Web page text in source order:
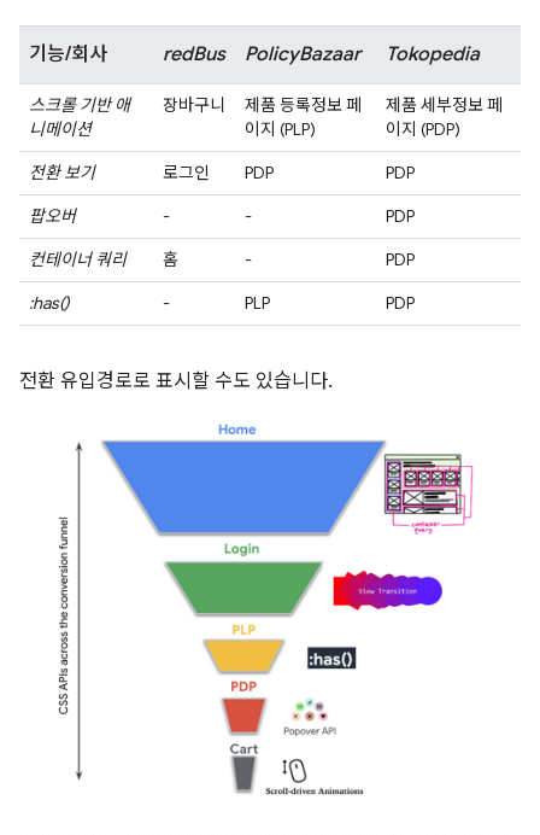
기능/회사 redBus PolicyBazaar Tokopedia
스크롤 기반 애
니메이션
장바구니
제품 등록정보 페
이지 (PLP)
제품 세부정보 페
이지 (PDP)
전환 보기
로그인 PDP
PDP
팝오버
- -
PDP
컨테이너 쿼리
홈 -
PDP
:has()
- PLP PDP
전환 유입경로로 표시할 수도 있습니다.